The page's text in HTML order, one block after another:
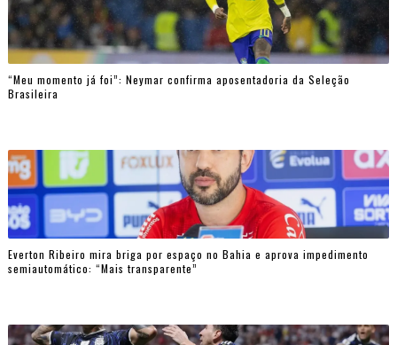
“Meu momento já foi”: Neymar confirma aposentadoria da Seleção
Brasileira
Everton Ribeiro mira briga por espaço no Bahia e aprova impedimento
semiautomático: “Mais transparente”